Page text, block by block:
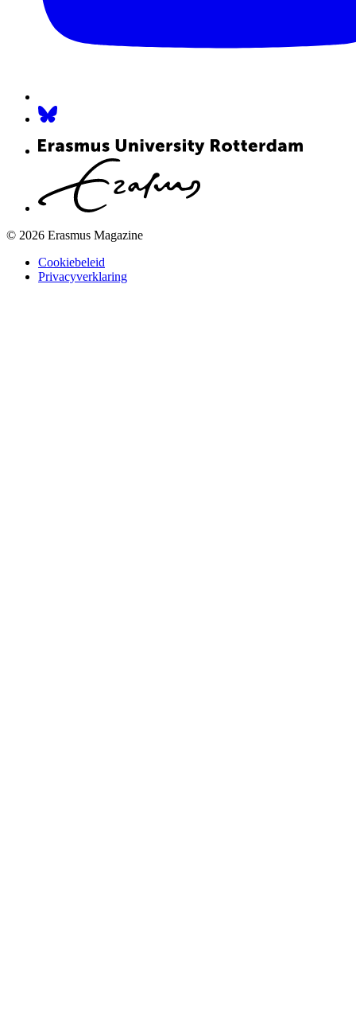
© 2026 Erasmus Magazine
Cookiebeleid
Privacyverklaring